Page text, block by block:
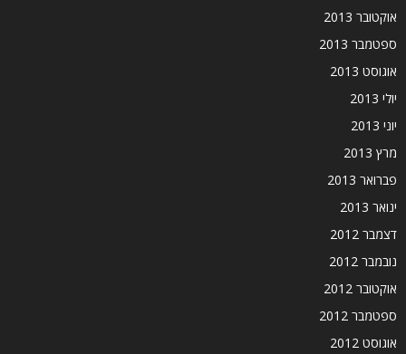
אוקטובר 2013
ספטמבר 2013
אוגוסט 2013
יולי 2013
יוני 2013
מרץ 2013
פברואר 2013
ינואר 2013
דצמבר 2012
נובמבר 2012
אוקטובר 2012
ספטמבר 2012
אוגוסט 2012